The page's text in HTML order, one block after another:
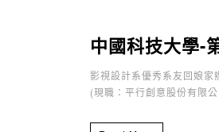
中國科技大學-
影視設計系優秀系友回娘
(現職：平行創意股份有限